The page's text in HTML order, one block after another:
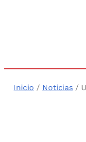
Inicio / Noticias /